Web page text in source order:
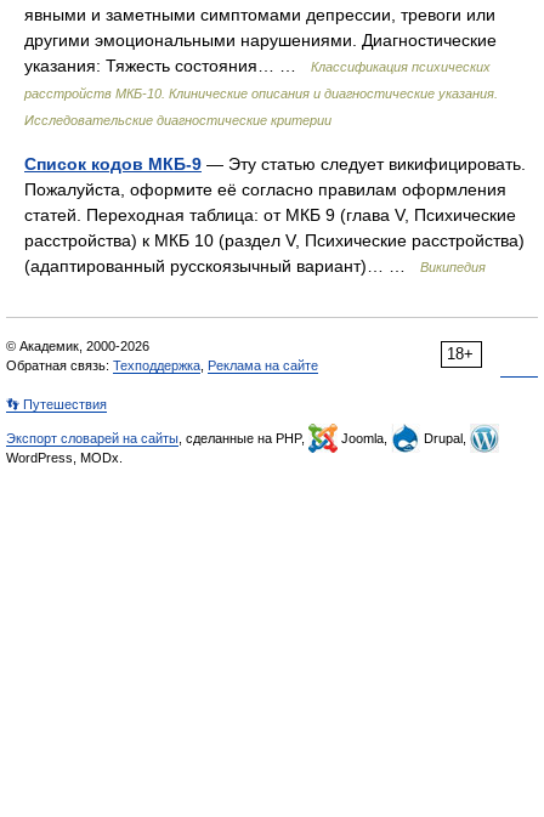
явными и заметными симптомами депрессии, тревоги или
другими эмоциональными нарушениями. Диагностические
указания: Тяжесть состояния… …
Классификация психических
расстройств МКБ-10. Клинические описания и диагностические указания.
Исследовательские диагностические критерии
Список кодов МКБ-9 — Эту статью следует викифицировать.
Пожалуйста, оформите её согласно правилам оформления
статей. Переходная таблица: от МКБ 9 (глава V, Психические
расстройства) к МКБ 10 (раздел V, Психические расстройства)
(адаптированный русскоязычный вариант)… …
Википедия
18+
© Академик, 2000-2026
Обратная связь: Техподдержка Реклама на сайте
👣 Путешествия
Экспорт словарей на сайты , сделанные на PHP, Joomla,
Drupal,
WordPress, MODx.